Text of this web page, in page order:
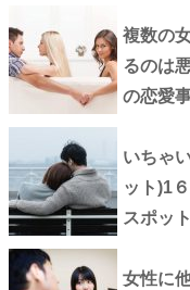
複数の
るのは
の恋愛
いちゃ
ット)1
スポッ
女性に